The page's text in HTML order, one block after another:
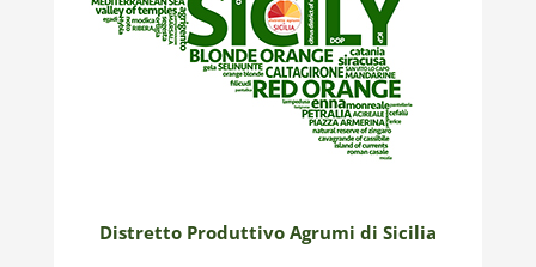
Distretto Produttivo Agrumi di Sicilia